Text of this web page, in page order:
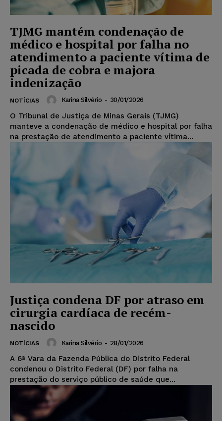
TJMG mantém condenação de
médico e hospital por falha no
atendimento a paciente vítima de
picada de cobra e majora
indenização
NOTÍCIAS Karina Silvério - 30/01/2026
O Tribunal de Justiça de Minas Gerais (TJMG)
manteve a condenação de médico e hospital por falha
na prestação de atendimento a paciente vítima...
Justiça condena DF por atraso em
cirurgia cardíaca de recém-
nascido
NOTÍCIAS Karina Silvério - 28/01/2026
A 6ª Vara da Fazenda Pública do Distrito Federal
condenou o Distrito Federal (DF) por falha na
prestação do serviço público de saúde que...